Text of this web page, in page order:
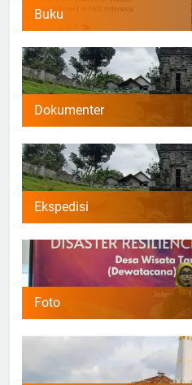
Buku
Dokumenter
Ekspedisi
Foto